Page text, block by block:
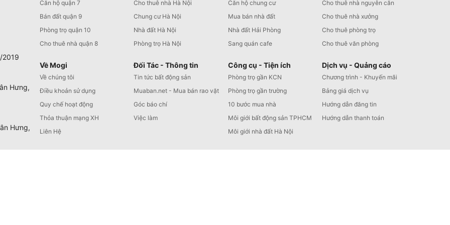
Căn hộ quận 7
Bán đất quận 9
Phòng trọ quận 10
Cho thuê nhà quận 8
Cho thuê nhà Hà Nội
Chung cư Hà Nội
Nhà đất Hà Nội
Phòng trọ Hà Nội
Căn hộ chung cư
Mua bán nhà đất
Nhà đất Hải Phòng
Sang quán cafe
Cho thuê nhà nguyên căn
Cho thuê nhà xưởng
Cho thuê phòng trọ
Cho thuê văn phòng
Về Mogi
Về chúng tôi
Điều khoản sử dụng
Quy chế hoạt động
Thỏa thuận mạng XH
Liên Hệ
Đối Tác - Thông tin
Tin tức bất động sản
Muaban.net - Mua bán rao vặt
Góc báo chí
Việc làm
Công cụ - Tiện ích
Phòng trọ gần KCN
Phòng trọ gần trường
10 bước mua nhà
Môi giới bất động sản TPHCM
Môi giới nhà đất Hà Nội
Dịch vụ - Quảng cáo
Chương trình - Khuyến mãi
Bảng giá dịch vụ
Hướng dẫn đăng tin
Hướng dẫn thanh toán
2019
Hưng,
Hưng,